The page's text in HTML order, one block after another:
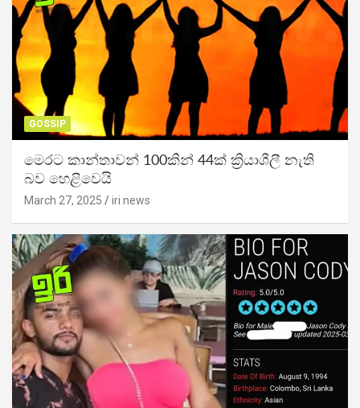
GOSSIP
මෙරට කාන්තාවන් 100කින් 44ක් ක්‍රියාශීලී නැති
බව හෙළිවෙයි
March 27, 2025 iri news